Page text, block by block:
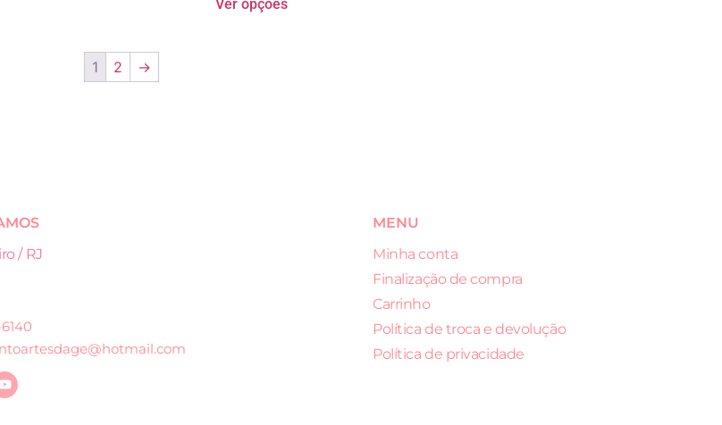
Ver opções
1 2 →
/ RJ
MENU
Minha conta
Finalização de compra
Carrinho
Política de troca e devolução
Política de privacidade